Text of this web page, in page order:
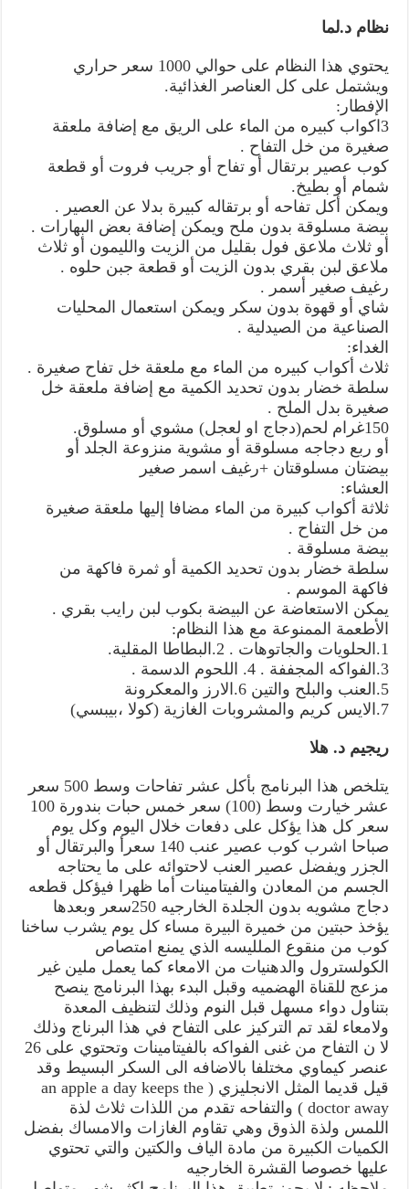
نظام د.لما
يحتوي هذا النظام على حوالي 1000 سعر حراري
ويشتمل على كل العناصر الغذائية.
الإفطار:
3اكواب كبيره من الماء على الريق مع إضافة ملعقة
صغيرة من خل التفاح .
كوب عصير برتقال أو تفاح أو جريب فروت أو قطعة
شمام أو بطيخ.
ويمكن أكل تفاحه أو برتقاله كبيرة بدلا عن العصير .
بيضة مسلوقة بدون ملح ويمكن إضافة بعض البهارات .
أو ثلاث ملاعق فول بقليل من الزيت والليمون أو ثلاث
ملاعق لبن بقري بدون الزيت أو قطعة جبن حلوه .
رغيف صغير أسمر .
شاي أو قهوة بدون سكر ويمكن استعمال المحليات
الصناعية من الصيدلية .
الغداء:
ثلاث أكواب كبيره من الماء مع ملعقة خل تفاح صغيرة .
سلطة خضار بدون تحديد الكمية مع إضافة ملعقة خل
صغيرة بدل الملح .
150غرام لحم(دجاج او لعجل) مشوي أو مسلوق.
أو ربع دجاجه مسلوقة أو مشوية منزوعة الجلد أو
بيضتان مسلوقتان +رغيف اسمر صغير
العشاء:
ثلاثة أكواب كبيرة من الماء مضافا إليها ملعقة صغيرة
من خل التفاح .
بيضة مسلوقة .
سلطة خضار بدون تحديد الكمية أو ثمرة فاكهة من
فاكهة الموسم .
يمكن الاستعاضة عن البيضة بكوب لبن رايب بقري .
الأطعمة الممنوعة مع هذا النظام:
1.الحلويات والجاتوهات . 2.البطاطا المقلية.
3.الفواكه المجففة . 4. اللحوم الدسمة .
5.العنب والبلح والتين 6.الارز والمعكرونة
7.الايس كريم والمشروبات الغازية (كولا ،بيبسي)
ريجيم د. هلا
يتلخص هذا البرنامج بأكل عشر تفاحات وسط 500 سعر
عشر خيارت وسط (100) سعر خمس حبات بندورة 100
سعر كل هذا يؤكل على دفعات خلال اليوم وكل يوم
صباحا اشرب كوب عصير عنب 140 سعرأ والبرتقال أو
الجزر ويفضل عصير العنب لاحتوائه على ما يحتاجه
الجسم من المعادن والفيتامينات أما ظهرا فيؤكل قطعه
دجاج مشويه بدون الجلدة الخارجيه 250سعر وبعدها
يؤخذ حبتين من خميرة البيرة مساء كل يوم يشرب ساخنا
كوب من منقوع الملليسه الذي يمنع امتصاص
الكولسترول والدهنيات من الامعاء كما يعمل ملين غير
مزعج للقناة الهضميه وقبل البدء بهذا البرنامج ينصح
بتناول دواء مسهل قبل النوم وذلك لتنظيف المعدة
ولامعاء لقد تم التركيز على التفاح في هذا البرناج وذلك
لا ن التفاح من غنى الفواكه بالفيتامينات وتحتوي على 26
عنصر كيماوي مختلفا بالاضافه الى السكر البسيط وقد
قيل قديما المثل الانجليزي ( an apple a day keeps the
doctor away ) والتفاحه تقدم من اللذات ثلاث لذة
اللمس ولذة الذوق وهي تقاوم الغازات والامساك بفضل
الكميات الكبيرة من مادة الياف والكتين والتي تحتوي
عليها خصوصا القشرة الخارجيه